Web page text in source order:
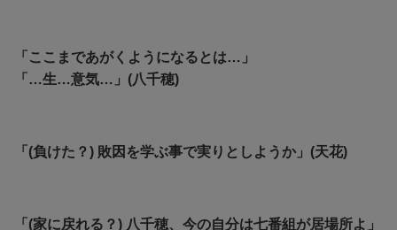
「ここまであがくようになるとは…」
「…生…意気…」(八千穂)
「(負けた？) 敗因を学ぶ事で実りとしようか」(天花)
「(家に戻れる？) 八千穂、今の自分は七番組が居場所よ」